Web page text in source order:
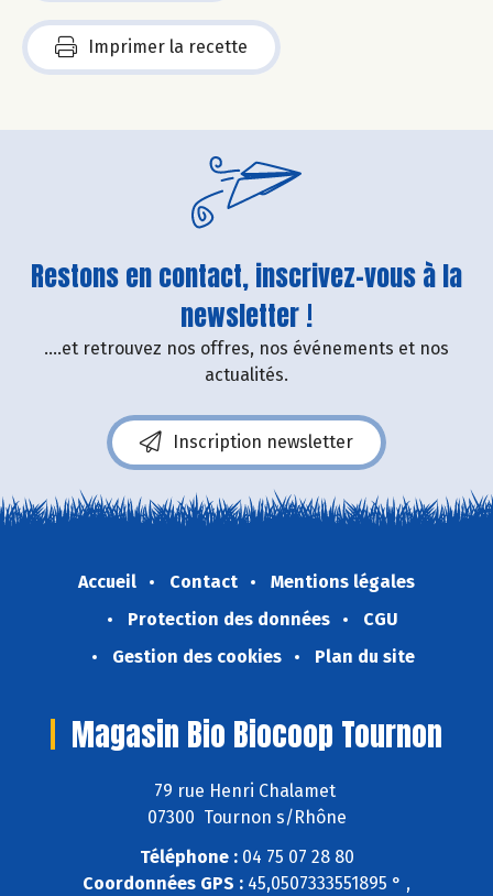
Imprimer la recette
Restons en contact, inscrivez-vous à la
newsletter !
....et retrouvez nos offres, nos événements et nos
actualités.
Inscription newsletter
Accueil Contact
Mentions légales
Protection des données
CGU
Gestion des cookies
Plan du site
Magasin Bio Biocoop Tournon
79 rue Henri Chalamet
07300 Tournon s/Rhône
Téléphone :04 75 07 28 80
Coordonnées GPS : 45,0507333551895 ° ,